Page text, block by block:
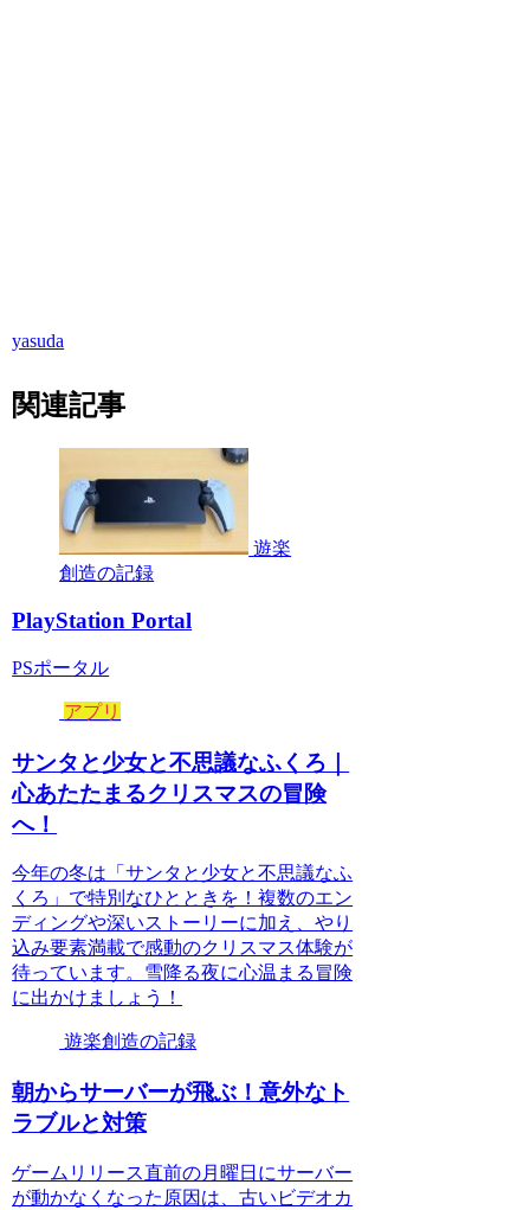
yasuda
関連記事
遊楽
創造の記録
PlayStation Portal
PSポータル
アプリ
サンタと少女と不思議なふくろ｜
心あたたまるクリスマスの冒険
へ！
今年の冬は「サンタと少女と不思議なふ
くろ」で特別なひとときを！複数のエン
ディングや深いストーリーに加え、やり
込み要素満載で感動のクリスマス体験が
待っています。雪降る夜に心温まる冒険
に出かけましょう！
遊楽創造の記録
朝からサーバーが飛ぶ！意外なト
ラブルと対策
ゲームリリース直前の月曜日にサーバー
が動かなくなった原因は、古いビデオカ